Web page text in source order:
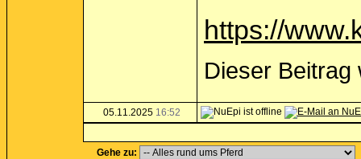
https://
Dieser
05.11.2025 16:52
Gehe zu: